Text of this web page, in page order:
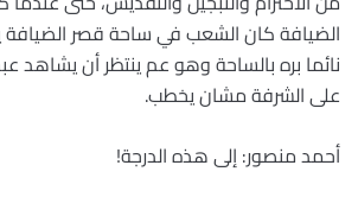
الضيافة كان الشعب في ساحة قصر الضيافة
نائما بره بالساحة وهو عم ينتظر أن يشاهد
على الشرفة مشان يخطب.
أحمد منصور: إلى هذه الدرجة!